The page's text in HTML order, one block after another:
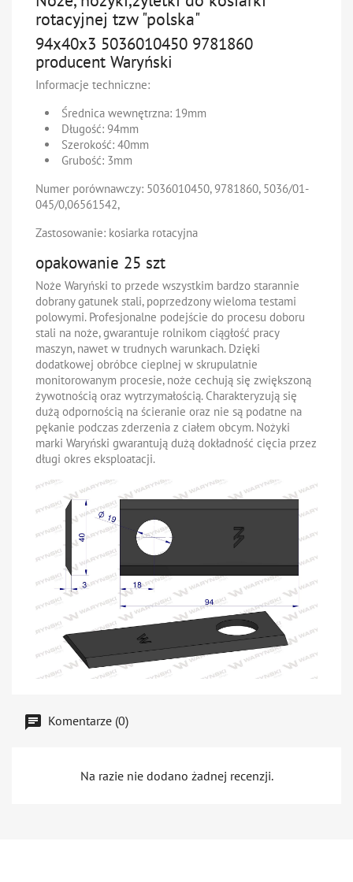
rotacyjnej tzw "polska"
94x40x3 5036010450 9781860
producent Waryński
Informacje techniczne:
Średnica wewnętrzna: 19mm
Długość: 94mm
Szerokość: 40mm
Grubość: 3mm
Numer porównawczy: 5036010450, 9781860, 5036/01-
045/0,06561542,
Zastosowanie: kosiarka rotacyjna
opakowanie 25 szt
Noże Waryński to przede wszystkim bardzo starannie
dobrany gatunek stali, poprzedzony wieloma testami
polowymi. Profesjonalne podejście do procesu doboru
stali na noże, gwarantuje rolnikom ciągłość pracy
maszyn, nawet w trudnych warunkach. Dzięki
dodatkowej obróbce cieplnej w skrupulatnie
monitorowanym procesie, noże cechują się zwiększoną
żywotnością oraz wytrzymałością. Charakteryzują się
dużą odpornością na ścieranie oraz nie są podatne na
pękanie podczas zderzenia z ciałem obcym. Nożyki
marki Waryński gwarantują dużą dokładność cięcia przez
długi okres eksploatacji.
Komentarze (0)
Na razie nie dodano żadnej recenzji.